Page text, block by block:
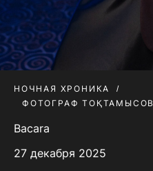
НОЧНАЯ ХРОНИКА
ФОТОГРАФ
Bacara
27 декабря 2025